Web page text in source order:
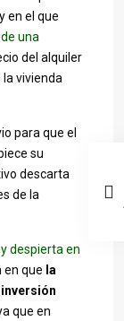
en el que
una
del alquiler
vivienda
para que el
su
descarta
de la
despierta en
en que la
que en